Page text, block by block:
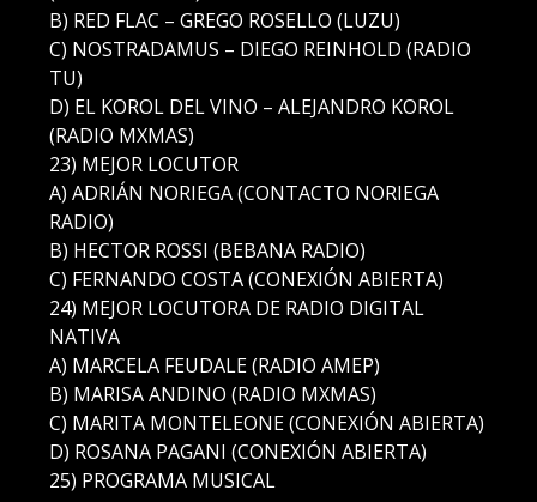
B) RED FLAC – GREGO ROSELLO (LUZU)
C) NOSTRADAMUS – DIEGO REINHOLD (RADIO
TU)
D) EL KOROL DEL VINO – ALEJANDRO KOROL
(RADIO MXMAS)
23) MEJOR LOCUTOR
A) ADRIÁN NORIEGA (CONTACTO NORIEGA
RADIO)
B) HECTOR ROSSI (BEBANA RADIO)
C) FERNANDO COSTA (CONEXIÓN ABIERTA)
24) MEJOR LOCUTORA DE RADIO DIGITAL
NATIVA
A) MARCELA FEUDALE (RADIO AMEP)
B) MARISA ANDINO (RADIO MXMAS)
C) MARITA MONTELEONE (CONEXIÓN ABIERTA)
D) ROSANA PAGANI (CONEXIÓN ABIERTA)
25) PROGRAMA MUSICAL